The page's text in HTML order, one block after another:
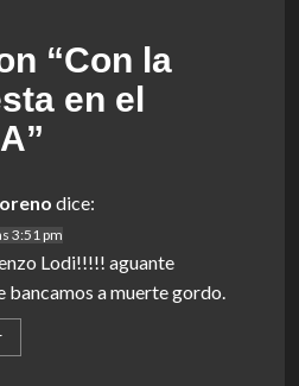
“Con la
en el
”
dice:
3:51 pm
Lodi!!!!! aguante
bancamos a muerte gordo.